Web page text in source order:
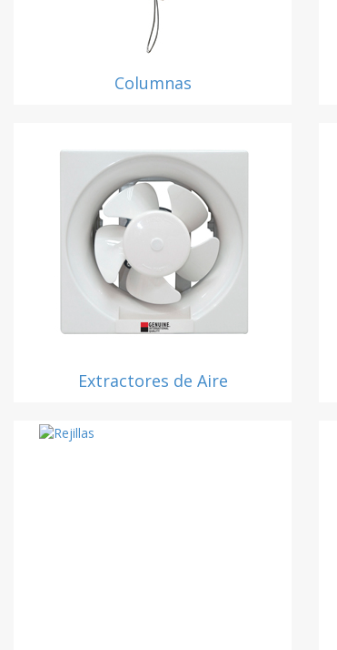
Columnas
Extractores de Aire